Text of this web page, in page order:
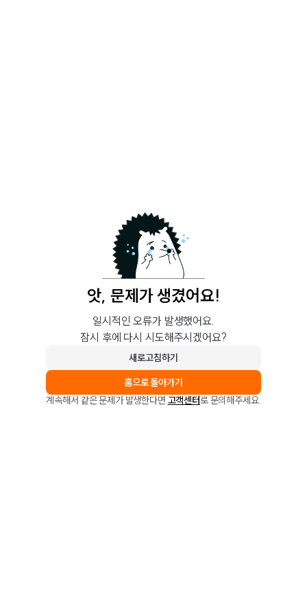
앗, 문제가 생겼어요!
일시적인 오류가 발생했어요.
잠시 후에 다시 시도해주시겠어요?
새로고침하기
홈으로 돌아가기
계속해서 같은 문제가 발생한다면 고객센터로 문의해주세요.